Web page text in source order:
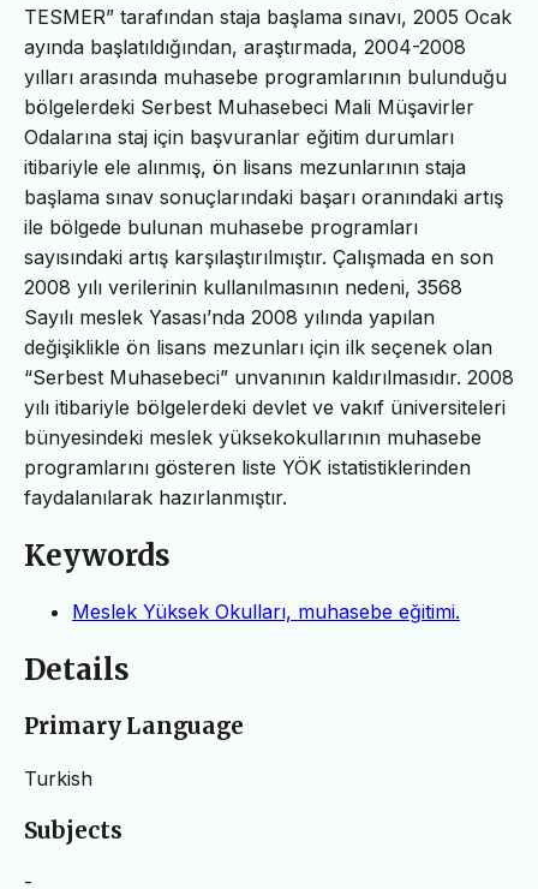
TESMER” tarafından staja başlama sınavı, 2005 Ocak
ayında başlatıldığından, araştırmada, 2004-2008
yılları arasında muhasebe programlarının bulunduğu
bölgelerdeki Serbest Muhasebeci Mali Müşavirler
Odalarına staj için başvuranlar eğitim durumları
itibariyle ele alınmış, ön lisans mezunlarının staja
başlama sınav sonuçlarındaki başarı oranındaki artış
ile bölgede bulunan muhasebe programları
sayısındaki artış karşılaştırılmıştır. Çalışmada en son
2008 yılı verilerinin kullanılmasının nedeni, 3568
Sayılı meslek Yasası’nda 2008 yılında yapılan
değişiklikle ön lisans mezunları için ilk seçenek olan
“Serbest Muhasebeci” unvanının kaldırılmasıdır. 2008
yılı itibariyle bölgelerdeki devlet ve vakıf üniversiteleri
bünyesindeki meslek yüksekokullarının muhasebe
programlarını gösteren liste YÖK istatistiklerinden
faydalanılarak hazırlanmıştır.
Keywords
Meslek Yüksek Okulları, muhasebe eğitimi.
Details
Primary Language
Turkish
Subjects
-